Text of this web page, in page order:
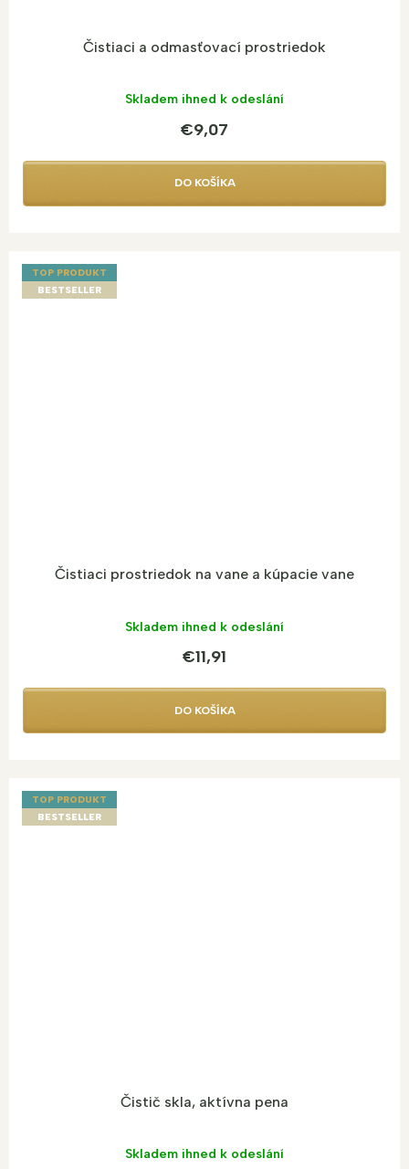
Čistiaci a odmasťovací prostriedok
Skladem ihned k odeslání
€9,07
DO KOŠÍKA
TOP PRODUKT
BESTSELLER
Čistiaci prostriedok na vane a kúpacie vane
Skladem ihned k odeslání
€11,91
DO KOŠÍKA
TOP PRODUKT
BESTSELLER
Čistič skla, aktívna pena
Skladem ihned k odeslání